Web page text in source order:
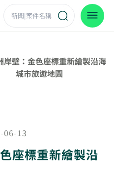
岸壁：金色座標重新繪製沿海
城市旅遊地圖
06-13
座標重新繪製沿